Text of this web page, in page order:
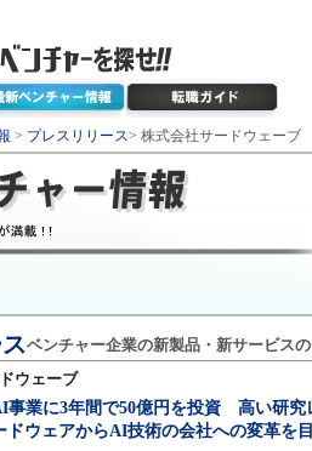
> プレスリリース> 株式会社サードウェーブ
ベンチャー企業の新製品・新サービス
ウェーブ
業に3年間で50億円を投資 高い研究
ウェアからAI技術の会社への変革を